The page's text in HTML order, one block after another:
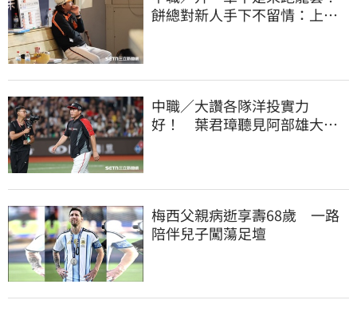
餅總對新人手下不留情：上來
中職／大讚各隊洋投實力
好！ 葉君璋聽見阿部雄大被
梅西父親病逝享壽68歲 一路
陪伴兒子闖蕩足壇